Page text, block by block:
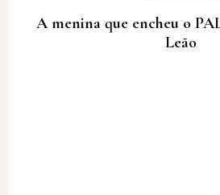
A menina que encheu o
Leão